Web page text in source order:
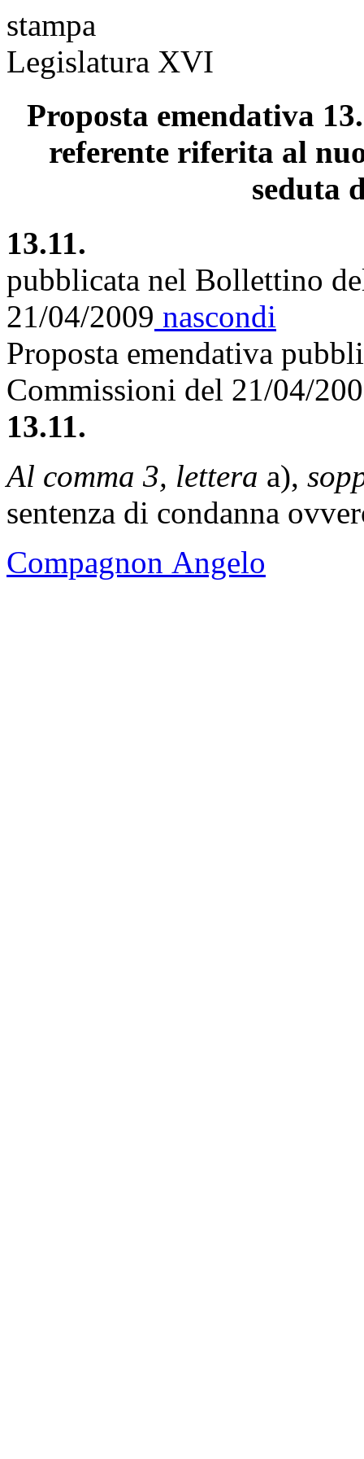
stampa
Legislatura XVI
Proposta emendativa
referente riferita al
seduta
13.11.
pubblicata nel Bollettino
21/04/2009 nascondi
Proposta emendativa
Commissioni del 21/04/
13.11.
Al comma 3, lettera a),
sentenza di condanna
Compagnon Angelo